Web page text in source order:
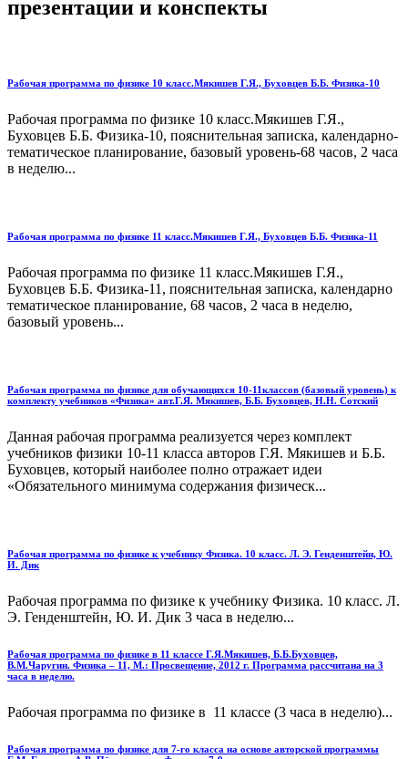
презентации и конспекты
Рабочая программа по физике 10 класс.Мякишев Г.Я., Буховцев Б.Б. Физика-10
Рабочая программа по физике 10 класс.Мякишев Г.Я.,
Буховцев Б.Б. Физика-10, пояснительная записка, календарно-
тематическое планирование, базовый уровень-68 часов, 2 часа
в неделю...
Рабочая программа по физике 11 класс.Мякишев Г.Я., Буховцев Б.Б. Физика-11
Рабочая программа по физике 11 класс.Мякишев Г.Я.,
Буховцев Б.Б. Физика-11, пояснительная записка, календарно
тематическое планирование, 68 часов, 2 часа в неделю,
базовый уровень...
Рабочая программа по физике для обучающихся 10-11классов (базовый уровень) к
комплекту учебников «Физика» авт.Г.Я. Мякишев, Б.Б. Буховцев, Н.Н. Сотский
Данная рабочая программа реализуется через комплект
учебников физики 10-11 класса авторов Г.Я. Мякишев и Б.Б.
Буховцев, который наиболее полно отражает идеи
«Обязательного минимума содержания физическ...
Рабочая программа по физике к учебнику Физика. 10 класс. Л. Э. Генденштейн, Ю.
И. Дик
Рабочая программа по физике к учебнику Физика. 10 класс. Л.
Э. Генденштейн, Ю. И. Дик 3 часа в неделю...
Рабочая программа по физике в 11 классе Г.Я.Мякишев, Б.Б.Буховцев,
В.М.Чаругин. Физика – 11, М.: Просвещение, 2012 г. Программа рассчитана на 3
часа в неделю.
Рабочая программа по физике в 11 классе (3 часа в неделю)...
Рабочая программа по физике для 7-го класса на основе авторской программы